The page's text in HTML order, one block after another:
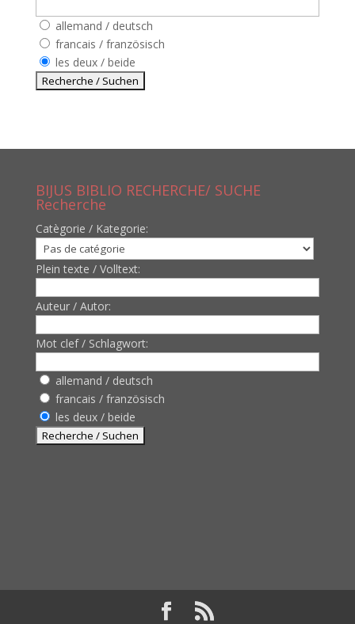
allemand / deutsch
francais / französisch
les deux / beide
BIJUS BIBLIO RECHERCHE/ SUCHE
Recherche
Catègorie / Kategorie:
Plein texte / Volltext:
Auteur / Autor:
Mot clef / Schlagwort:
allemand / deutsch
francais / französisch
les deux / beide